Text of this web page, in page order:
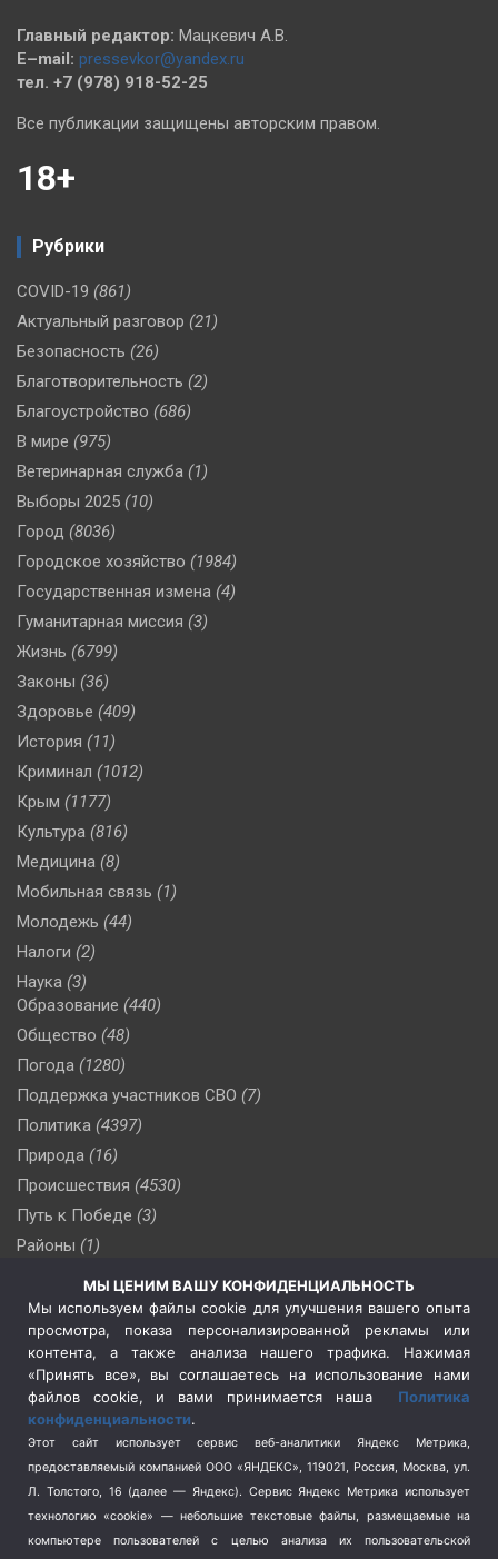
Главный редактор: Мацкевич А.В.
E–mail: pressevkor@yandex.ru
тел. +7 (978) 918-52-25
Все публикации защищены авторским правом.
18+
Рубрики
COVID-19 (861)
Актуальный разговор (21)
Безопасность (26)
Благотворительность (2)
Благоустройство (686)
В мире (975)
Ветеринарная служба (1)
Выборы 2025 (10)
Город (8036)
Городское хозяйство (1984)
Государственная измена (4)
Гуманитарная миссия (3)
Жизнь (6799)
Законы (36)
Здоровье (409)
История (11)
Криминал (1012)
Крым (1177)
Культура (816)
Медицина (8)
Мобильная связь (1)
Молодежь (44)
Налоги (2)
Наука (3)
Образование (440)
Общество (48)
Погода (1280)
Поддержка участников СВО (7)
Политика (4397)
Природа (16)
Происшествия (4530)
Путь к Победе (3)
Районы (1)
(510)
Сельское хозяйство (3)
Социальная политика
(3)
Спецоперация в Украине
Спецоперация на Украине
(404)
Спорт (740)
Терроризм (1)
Транспорт (262)
Туризм (178)
МЫ ЦЕНИМ ВАШУ КОНФИДЕНЦИАЛЬНОСТЬ
Мы используем файлы cookie для улучшения вашего опыта
просмотра, показа персонализированной рекламы или
контента, а также анализа нашего трафика. Нажимая
«Принять все», вы соглашаетесь на использование нами
файлов cookie, и вами принимается наша Политика
конфиденциальности.
Этот сайт использует сервис веб-аналитики Яндекс Метрика,
предоставляемый компанией ООО «ЯНДЕКС», 119021, Россия, Москва, ул.
Л. Толстого, 16 (далее — Яндекс). Сервис Яндекс Метрика использует
технологию «cookie» — небольшие текстовые файлы, размещаемые на
компьютере пользователей с целью анализа их пользовательской